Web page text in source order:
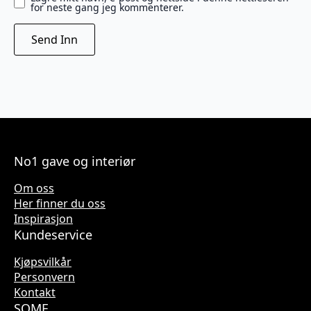
for neste gang jeg kommenterer.
No1 gave og interiør
Om oss
Her finner du oss
Inspirasjon
Kundeservice
Kjøpsvilkår
Personvern
Kontakt